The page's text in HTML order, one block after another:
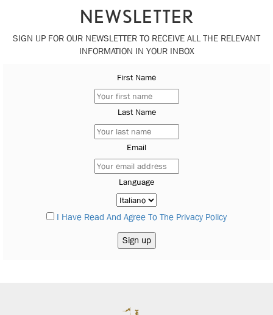
NEWSLETTER
SIGN UP FOR OUR NEWSLETTER TO RECEIVE ALL THE RELEVANT
INFORMATION IN YOUR INBOX
First Name
Last Name
Email
Language
I Have Read And Agree To The Privacy Policy